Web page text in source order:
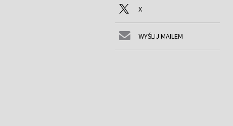
X
WYŚLIJ MAILEM